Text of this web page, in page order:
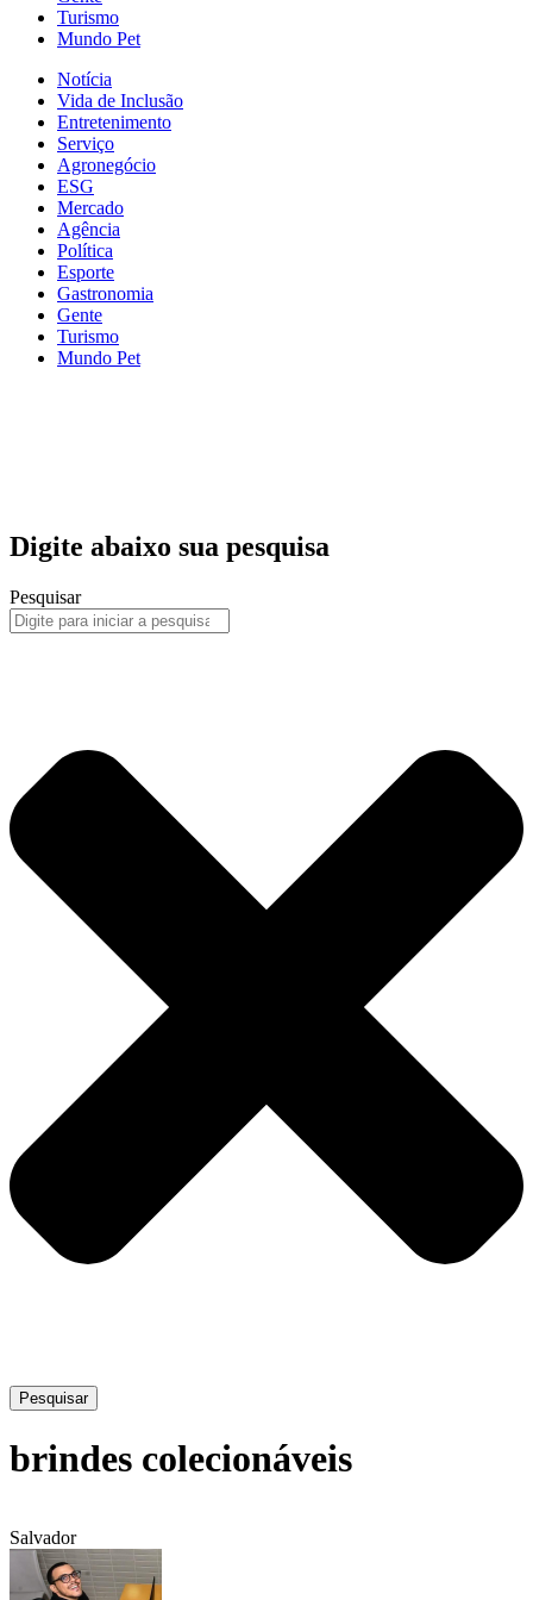
Turismo
Mundo Pet
Notícia
Vida de Inclusão
Entretenimento
Serviço
Agronegócio
ESG
Mercado
Agência
Política
Esporte
Gastronomia
Gente
Turismo
Mundo Pet
Digite abaixo sua pesquisa
Pesquisar
Pesquisar
brindes colecionáveis
Salvador